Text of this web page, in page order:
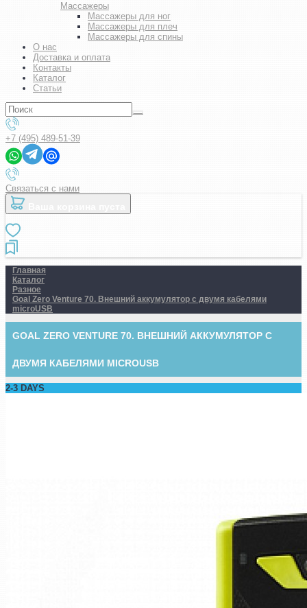
Массажеры
Массажеры для ног
Массажеры для плеч
Массажеры для спины
О нас
Доставка и оплата
Контакты
Каталог
Статьи
+7 (495) 489-51-39
Связаться с нами
Главная
Каталог
Разное
Goal Zero Venture 70. Внешний аккумулятор c двумя кабелями
microUSB
GOAL ZERO VENTURE 70. ВНЕШНИЙ АККУМУЛЯТОР C
ДВУМЯ КАБЕЛЯМИ MICROUSB
2-3 DAYS